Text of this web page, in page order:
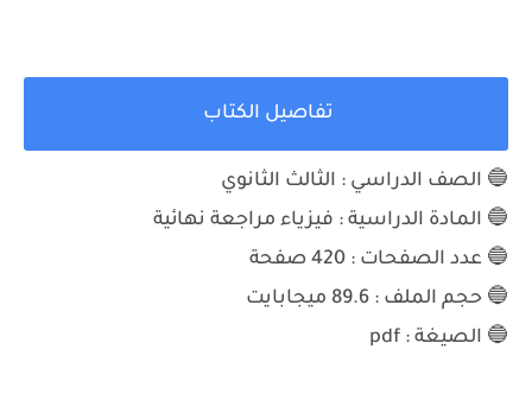
تفاصيل الكتاب
🔵 الصف الدراسي : الثالث الثانوي
🔵 المادة الدراسية : فيزياء مراجعة نهائية
🔵 عدد الصفحات : 420
صفحة
🔵 حجم الملف : 89.6 ميجابايت
🔵 الصيغة : pdf